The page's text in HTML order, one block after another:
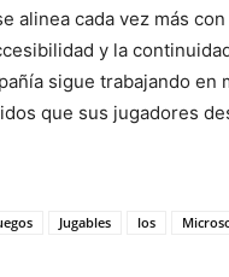
alinea cada vez más
y la
sigue trabajando en
que sus jugadores
Jugables los